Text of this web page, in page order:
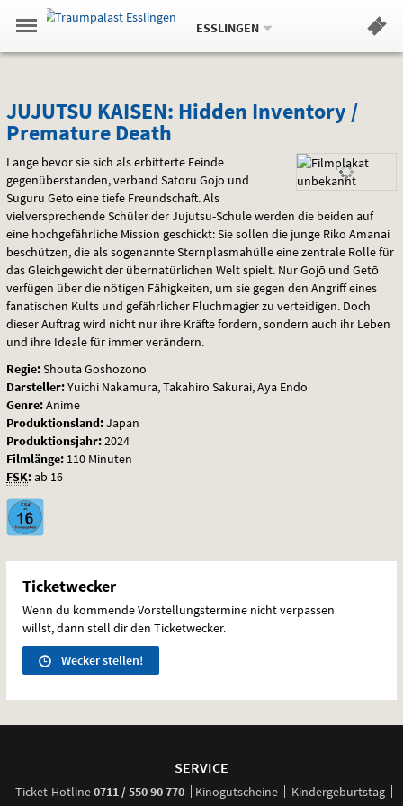
Springe
zum
,zum
.
Navigation
Gehe
zur
Standortauswahl
Standort:
ESSLINGEN.
Hinweis
JUJUTSU
KAISEN:
Hidden
Inventory
/
Premature
Death
JUJUTSU KAISEN: Hidden Inventory /
Premature Death
Lange bevor sie sich als erbitterte Feinde
gegenüberstanden, verband Satoru Gojo und
Suguru Geto eine tiefe Freundschaft. Als
vielversprechende Schüler der Jujutsu-Schule werden die beiden auf
eine hochgefährliche Mission geschickt: Sie sollen die junge Riko Amanai
beschützen, die als sogenannte Sternplasmahülle eine zentrale Rolle für
das Gleichgewicht der übernatürlichen Welt spielt. Nur Gojō und Getō
verfügen über die nötigen Fähigkeiten, um sie gegen den Angriff eines
fanatischen Kults und gefährlicher Fluchmagier zu verteidigen. Doch
dieser Auftrag wird nicht nur ihre Kräfte fordern, sondern auch ihr Leben
und ihre Ideale für immer verändern.
Regie:Shouta Goshozono
Darsteller:Yuichi Nakamura, Takahiro Sakurai, Aya Endo
Genre:Anime
Produktionsland:Japan
Produktionsjahr:2024
Filmlänge: 110 Minuten
FSK:ab 16
Ticketwecker
Wenn du kommende Vorstellungstermine nicht verpassen
willst, dann stell dir den Ticketwecker.
Wecker stellen!
SERVICE
Ticket-Hotline0711 / 550 90 770anrufen
Kinogutscheine
Kindergeburtstag